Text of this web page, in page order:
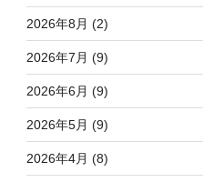
2026年8月 (2)
2026年7月 (9)
2026年6月 (9)
2026年5月 (9)
2026年4月 (8)